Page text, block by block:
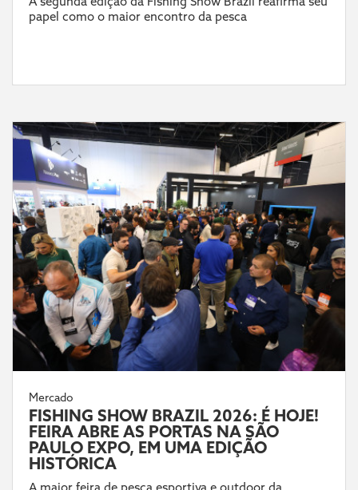
papel como o maior encontro da pesca
Mercado
FISHING SHOW BRAZIL 2026: É HOJE!
FEIRA ABRE AS PORTAS NA SÃO
PAULO EXPO, EM UMA EDIÇÃO
HISTÓRICA